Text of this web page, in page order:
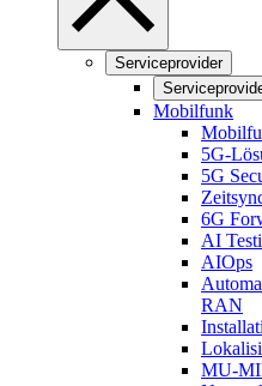
Serviceprovider
Mobilfunk
5G-
5G
6G
AI
AIOps
RAN
MU-